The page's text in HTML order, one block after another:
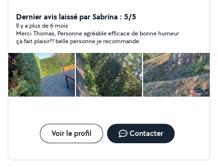
Dernier avis laissé par Sabrina : 5/5
Il y a plus de 6 mois
Merci Thomas, Personne agréable efficace de bonne humeur
ça fait plaisir!!! belle personne je recommande
Voir le profil Contacter